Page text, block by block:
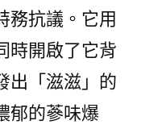
務抗議。它用
時開啟了它背
出「滋滋」的
郁的蔘味爆